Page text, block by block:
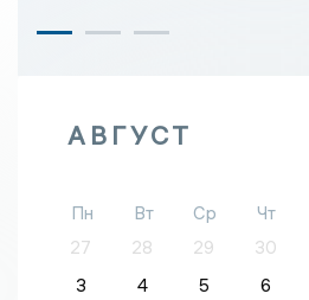
АВГУСТ
Пн Вт Ср Чт
27
28 29 30
3
4 5 6